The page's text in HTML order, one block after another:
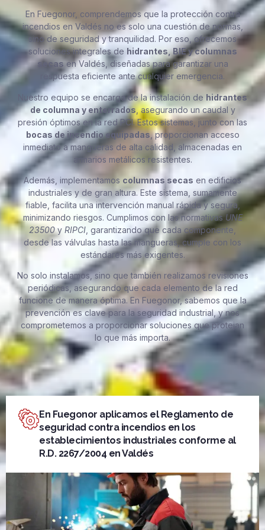
En Fuegonor, comprendemos que la protección contra
incendios en Valdés no es solo una cuestión de normas,
sino de seguridad y tranquilidad. Por eso, ofrecemos
soluciones integrales de hidrantes, BIE y columnas
secas en Valdés, diseñadas para garantizar una
respuesta eficiente ante cualquier emergencia.
Nuestro equipo se encarga de la instalación de hidrantes
de columna y enterrados, asegurando un caudal y
presión óptimos en la red PCI. Estos sistemas, junto con las
bocas de incendio equipadas, proporcionan acceso
inmediato a mangueras de alta calidad, almacenadas en
armarios metálicos resistentes.
Además, implementamos columnas secas en edificios
industriales y de gran altura. Este sistema, sumamente
fiable, facilita una intervención manual rápida y segura,
minimizando riesgos. Cumplimos con las normativasUNE
23500y RIPCI , garantizando que cada componente,
desde las válvulas hasta las mangueras, cumple con los
estándares más exigentes.
No solo instalamos, sino que también realizamos revisiones
periódicas, asegurando que cada elemento de la red
funcione de manera óptima. En Fuegonor, sabemos que la
prevención es clave para la seguridad industrial, y nos
comprometemos a proporcionar soluciones que protejan
lo que más importa.
En Fuegonor aplicamos el Reglamento de
seguridad contra incendios en los
establecimientos industriales conforme al
R.D. 2267/2004 en Valdés